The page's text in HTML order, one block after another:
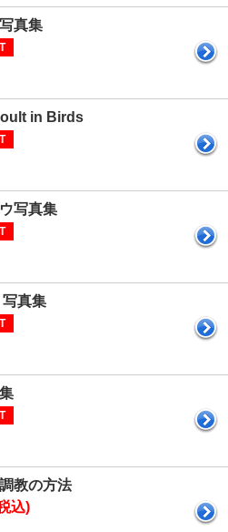
真集
in Birds
写真集
真集
教の方法
込)